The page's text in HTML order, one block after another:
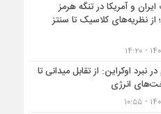
و آمریکا در تنگه هرمز
۱۴۰۵)؛ از نظریه‌های کلاسیک تا سنتز
در نبرد اوکراین: از تقابل میدانی تا
انرژی